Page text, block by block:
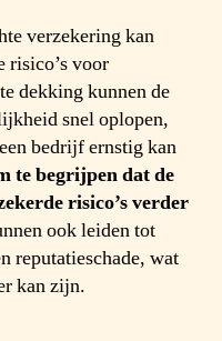
verzekering kan
risico’s voor
dekking kunnen de
snel oplopen,
bedrijf ernstig kan
te begrijpen dat de
risico’s verder
ook leiden tot
reputatieschade, wat
kan zijn.